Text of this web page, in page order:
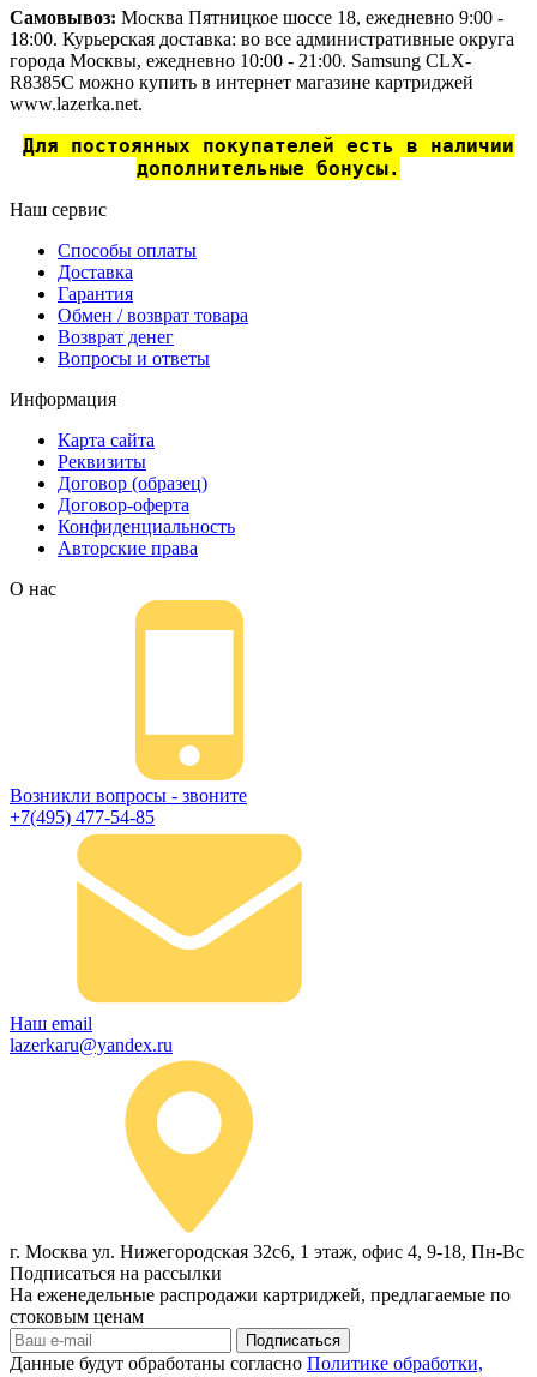
Самовывоз: Москва Пятницкое шоссе 18, ежедневно 9:00 -
18:00. Курьерская доставка: во все административные округа
города Москвы, ежедневно 10:00 - 21:00. Samsung CLX-
R8385C можно купить в интернет магазине картриджей
www.lazerka.net.
Для постоянных покупателей есть в наличии
дополнительные бонусы.
Наш сервис
Способы оплаты
Доставка
Гарантия
Обмен / возврат товара
Возврат денег
Вопросы и ответы
Информация
Карта сайта
Реквизиты
Договор (образец)
Договор-оферта
Конфиденциальность
Авторские права
О нас
Возникли вопросы - звоните
+7(495) 477-54-85
Наш email
lazerkaru@yandex.ru
г. Москва ул. Нижегородская 32с6, 1 этаж, офис 4, 9-18, Пн-Вс
Подписаться на рассылки
На еженедельные распродажи картриджей, предлагаемые по
стоковым ценам
Подписаться
Данные будут обработаны согласно Политике обработки,